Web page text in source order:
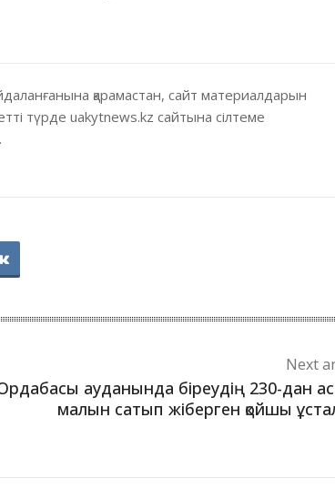
қарамастан, сайт материалдарын
түрде uakytnews.kz сайтына сілтеме
Next
ауданында біреудің 230-дан
малын сатып жіберген қойшы